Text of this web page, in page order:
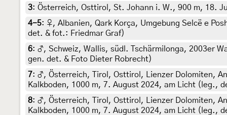
3: Österreich, Osttirol, St. Johann i. W., 900 m, 18.
4-5: ♀, Albanien, Qark Korça, Umgebung Selcë e
det. & fot.: Friedmar Graf)
6: ♂, Schweiz, Wallis, südl. Tschärmilonga, 2003er
gen. det. & Foto Dieter Robrecht)
7: ♂, Österreich, Tirol, Osttirol, Lienzer Dolomiten,
Kalkboden, 1000 m, 7. August 2024, am Licht (leg.,
8: ♂, Österreich, Tirol, Osttirol, Lienzer Dolomiten,
Kalkboden, 1000 m, 7. August 2024, am Licht (leg.,